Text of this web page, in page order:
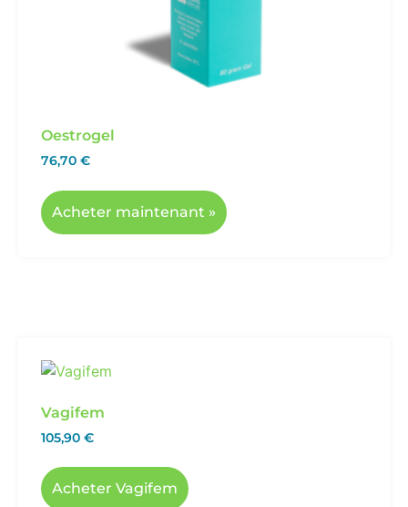
Oestrogel
76,70 €
Acheter maintenant »
Vagifem
105,90 €
Acheter Vagifem